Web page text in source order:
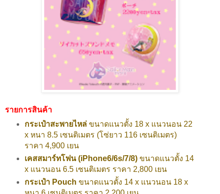
รายการสินค้า
กระเป๋าสะพายไหล่ขนาดแนวตั้ง 18 x แนวนอน 22
x หนา 8.5 เซนติเมตร (โซ่ยาว 116 เซนติเมตร)
ราคา 4,900 เยน
เคสสมาร์ทโฟน (iPhone6/6s/7/8)ขนาดแนวตั้ง 14
x แนวนอน 6.5 เซนติเมตร ราคา 2,800 เยน
กระเป๋า Pouch ขนาดแนวตั้ง 14 x แนวนอน 18 x